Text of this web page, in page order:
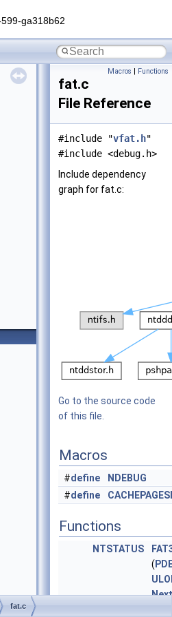
ga318b62
Macros | Functions
fat.c
File Reference
#include "vfat.h"
#include <debug.h>
Include dependency
graph for fat.c:
Go to the source code
of this file.
Macros
#define
NDEBUG
#define
Functions
NTSTATUS
(
fat.c